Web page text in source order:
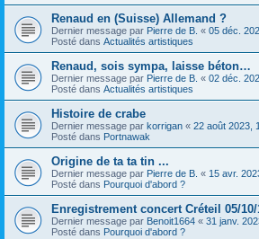
Renaud en (Suisse) Allemand ?
Dernier message par Pierre de B. « 05 déc.
Posté dans Actualités artistiques
Renaud, sois sympa, laisse béton…
Dernier message par Pierre de B. « 02 déc.
Posté dans Actualités artistiques
Histoire de crabe
Dernier message par korrigan « 22 août 2023,
Posté dans Portnawak
Origine de ta ta tin ...
Dernier message par Pierre de B. « 15 avr.
Posté dans Pourquoi d'abord ?
Enregistrement concert Créteil 05/10/
Dernier message par Benoit1664 « 31 janv.
Posté dans Pourquoi d'abord ?